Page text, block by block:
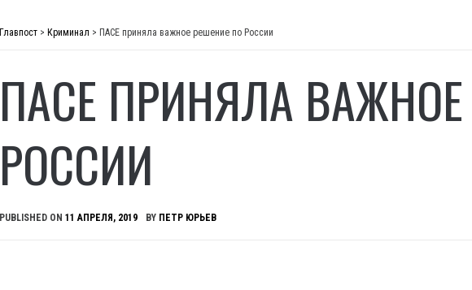
Главпост > Криминал > ПАСЕ приняла важное решение по России
ПАСЕ ПРИНЯЛА
РОССИИ
PUBLISHED ON 11 АПРЕЛЯ, 2019 BY ПЕТР ЮРЬЕВ